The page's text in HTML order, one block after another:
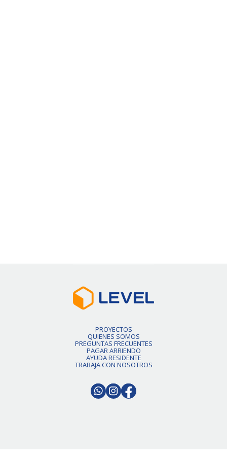
PROYECTOS
QUIENES SOMOS
PREGUNTAS FRECUENTES
PAGAR ARRIENDO
AYUDA RESIDENTE
TRABAJA CON NOSOTROS